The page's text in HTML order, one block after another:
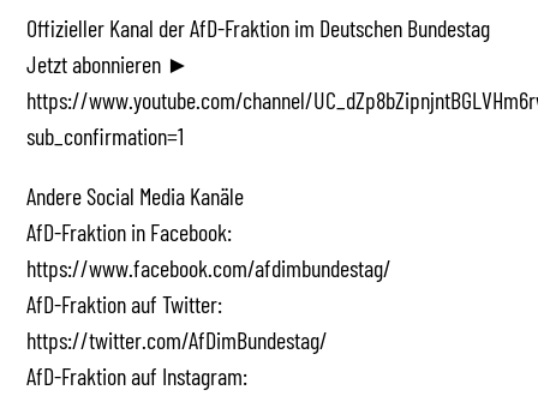
Offizieller Kanal der AfD-Fraktion im Deutschen Bundestag
Jetzt abonnieren ►
https://www.youtube.com/channel/
sub_confirmation=1
Andere Social Media Kanäle
AfD-Fraktion in Facebook:
https://www.facebook.com/afdimbundestag/
AfD-Fraktion auf Twitter:
https://twitter.com/AfDimBundestag/
AfD-Fraktion auf Instagram: